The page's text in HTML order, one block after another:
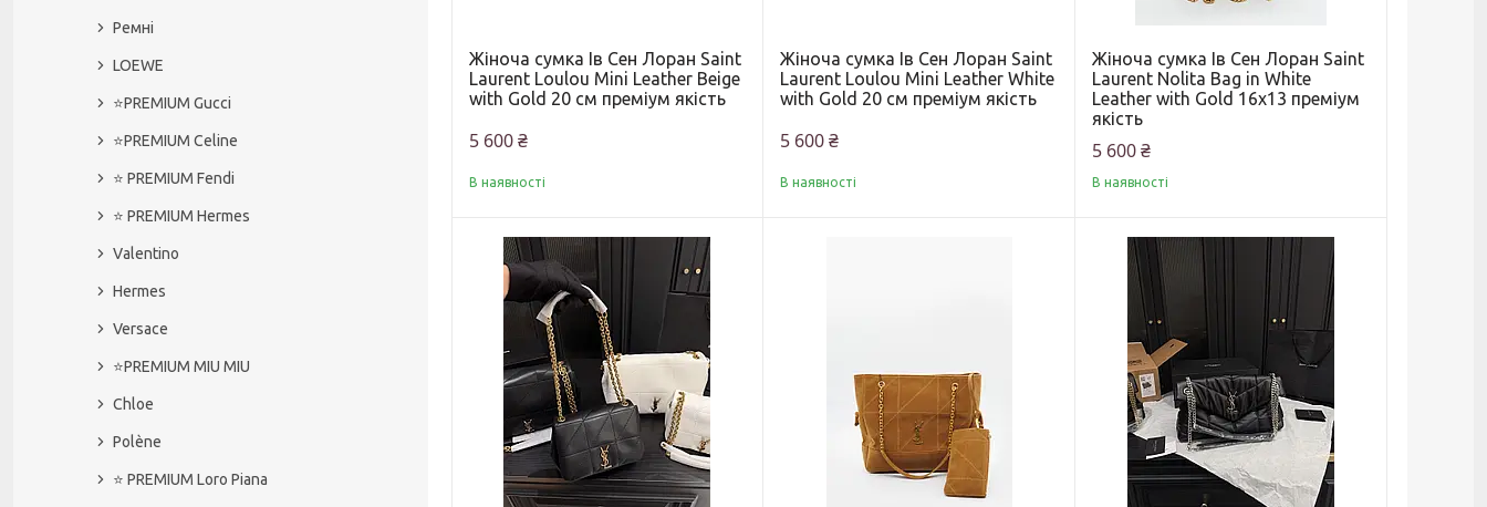
Жіноча сумка Ів Сен Лоран Saint
Laurent Loulou Mini Leather Beige
with Gold 20 см преміум якість
5 600 ₴
В наявності
Жіноча сумка Ів Сен Лоран Saint
Laurent Loulou Mini Leather White
with Gold 20 см преміум якість
5 600 ₴
В наявності
Жіноча сумка Ів Сен Лоран Saint
Laurent Nolita Bag in White
Leather with Gold 16x13 преміум
якість
5 600 ₴
В наявності
Ремні
LOEWE
⭐️PREMIUM Gucci
⭐️PREMIUM Celine
⭐️ PREMIUM Fendi
⭐️ PREMIUM Hermes
Valentino
Hermes
Versace
⭐️PREMIUM MIU MIU
Chloe
Polène
⭐️ PREMIUM Loro Piana